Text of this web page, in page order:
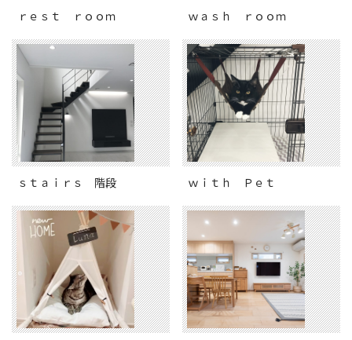
ｒｅｓｔ ｒｏｏｍ ｗａｓｈ ｒｏｏｍ
ｓｔａｉｒｓ 階段 ｗｉｔｈ Ｐｅｔ